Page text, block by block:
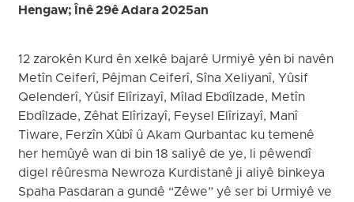
Hengaw; Înê 29ê Adara 2025an
12 zarokên Kurd ên xelkê bajarê Urmiyê yên bi navên
Metîn Ceiferî, Pêjman Ceiferî, Sîna Xeliyanî, Yûsif
Qelenderî, Yûsif Elîrizayî, Mîlad Ebdîlzade, Metîn
Ebdîlzade, Zêhat Elîrizayî, Feysel Elîrizayî, Manî
Tiware, Ferzîn Xûbî û Akam Qurbantac ku temenê
her hemûyê wan di bin 18 saliyê de ye, li pêwendî
digel rêûresma Newroza Kurdistanê ji aliyê binkeya
Spaha Pasdaran a gundê “Zêwe” yê ser bi Urmiyê ve